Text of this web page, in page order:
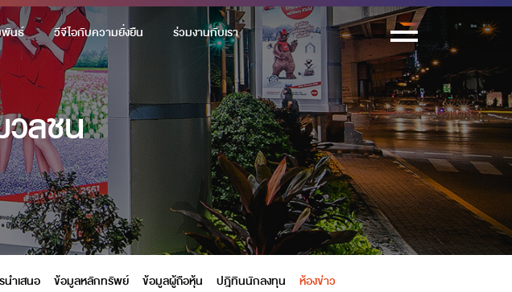
นธ์ วีจีไอกับความยั่งยืน ร่วมงานกับเรา
วลชน
นำเสนอ ข้อมูลหลักทรัพย์ ข้อมูลผู้ถือหุ้น ปฎิทินนักลงทุน ห้องข่าว